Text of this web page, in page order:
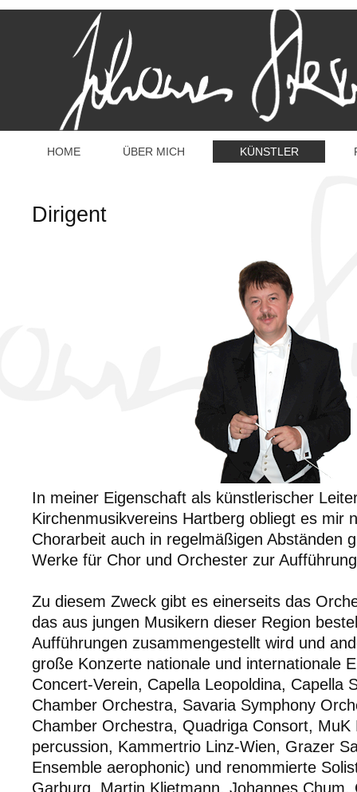
HOME ÜBER MICH KÜNSTLER
Dirigent
In meiner Eigenschaft als künstlerischer
Kirchenmusikvereins Hartberg obliegt es mir
Chorarbeit auch in regelmäßigen Abständen
Werke für Chor und Orchester zur
Zu diesem Zweck gibt es einerseits das
das aus jungen Musikern dieser Region
Aufführungen zusammengestellt wird und
große Konzerte nationale und internationale
Concert-Verein, Capella Leopoldina, Capella
Chamber Orchestra, Savaria Symphony
Chamber Orchestra, Quadriga Consort,
percussion, Kammertrio Linz-Wien, Grazer
Ensemble aerophonic) und renommierte
Garburg, Martin Klietmann, Johannes Chum,